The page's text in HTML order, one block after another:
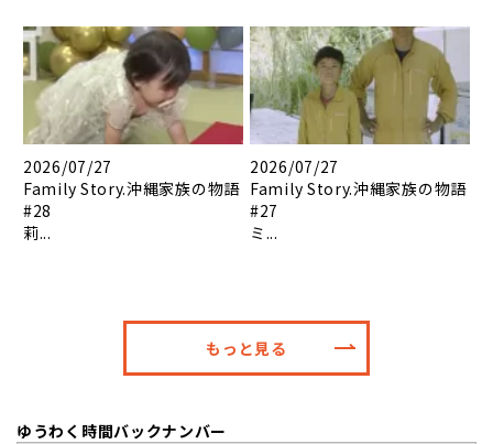
2026/07/27
Family Story.沖縄家族の物語
#28
莉...
2026/07/27
Family Story.沖縄家族の物語
#27
ミ...
もっと見る
ゆうわく時間バックナンバー